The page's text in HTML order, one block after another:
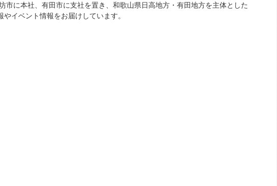
市に本社、有田市に支社を置き、和歌山県日高地方・有田地方を主体とした
イベント情報をお届けしています。